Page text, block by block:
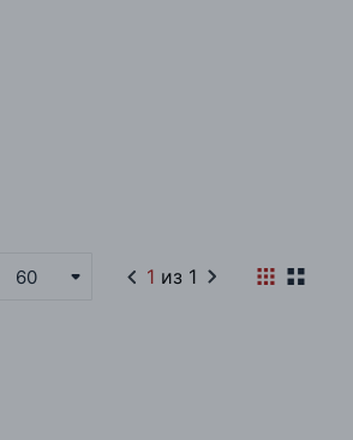
60 1 из 1